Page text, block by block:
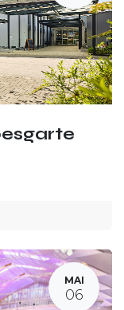
MAI
06